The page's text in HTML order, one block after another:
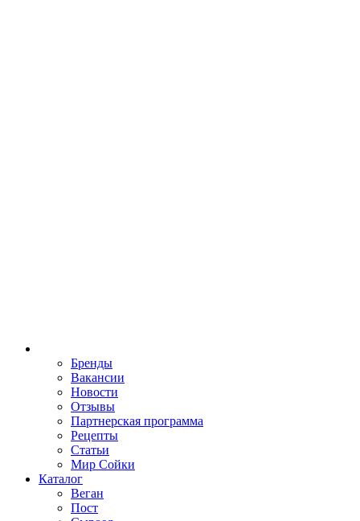
Бренды
Вакансии
Новости
Отзывы
Партнерская программа
Рецепты
Статьи
Мир Сойки
Каталог
Веган
Пост